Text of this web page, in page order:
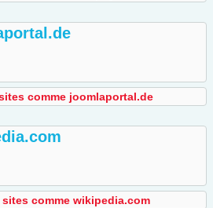
comme joomlaportal.de
sites comme wikipedia.com